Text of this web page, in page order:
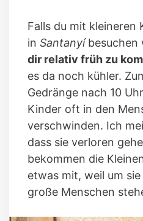
Falls du mit kleineren
in Santanyíbesuchen
dir relativ früh zu
es da noch kühler.
Gedränge nach 10
Kinder oft in den
verschwinden. Ich
dass sie verloren
bekommen die
etwas mit, weil um
große Menschen